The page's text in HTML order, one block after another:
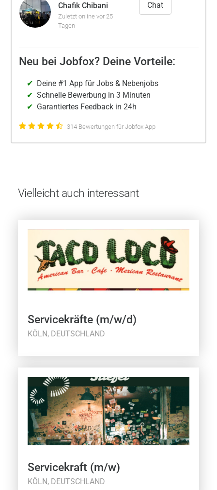
Chafik Chibani
Zuletzt online vor 25
Tagen
Chat
Neu bei Jobfox? Deine Vorteile:
Deine #1 App für Jobs & Nebenjobs
Schnelle Bewerbung in 3 Minuten
Garantiertes Feedback in 24h
314 Bewertungen für Jobfox App
Vielleicht auch interessant
Servicekräfte (m/w/d)
KÖLN, DEUTSCHLAND
Servicekraft (m/w)
KÖLN, DEUTSCHLAND